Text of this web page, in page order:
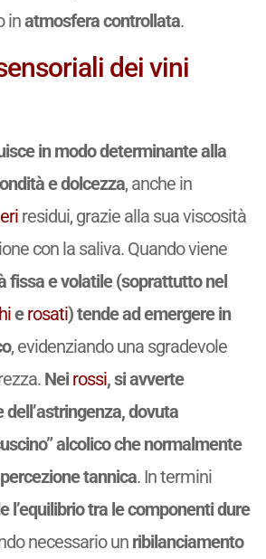
inatmosfera controllata.
dei vini
in modo determinante alla
e dolcezza, anche in
residui, grazie alla sua viscosità
con la saliva. Quando viene
fissa e volatile (soprattutto nel
erosati) tende ad emergere in
, evidenziando una sgradevole
Neirossi, si avverte
dell’astringenza, dovuta
alcolico che normalmente
tannica. In termini
l’equilibrio tra le componenti dure
necessario un ribilanciamento